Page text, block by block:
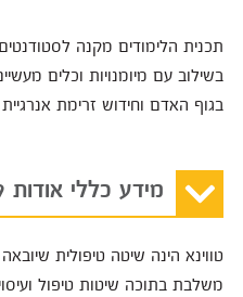
תכנית הלימודים מקנה
בשילוב עם מיומנויות וכלים
בגוף האדם וחידוש זרימת
מידע כללי אודות
טווינא הינה שיטה טיפולית
משלבת בתוכה שיטות טיפול